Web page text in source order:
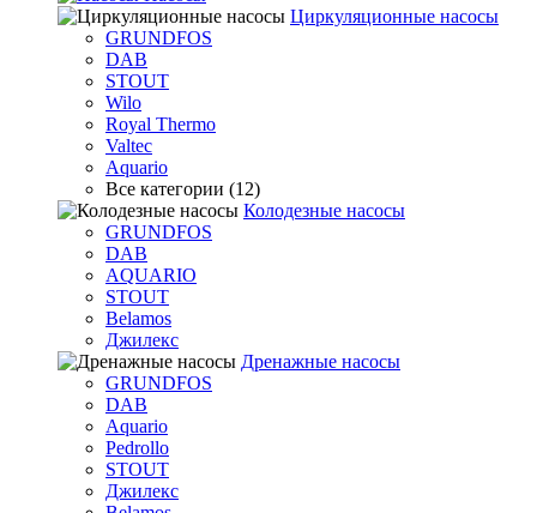
Циркуляционные насосы
GRUNDFOS
DAB
STOUT
Wilo
Royal Thermo
Valtec
Aquario
Все категории (12)
Колодезные насосы
GRUNDFOS
DAB
AQUARIO
STOUT
Belamos
Джилекс
Дренажные насосы
GRUNDFOS
DAB
Aquario
Pedrollo
STOUT
Джилекс